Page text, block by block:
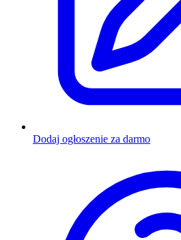
Dodaj ogłoszenie za darmo